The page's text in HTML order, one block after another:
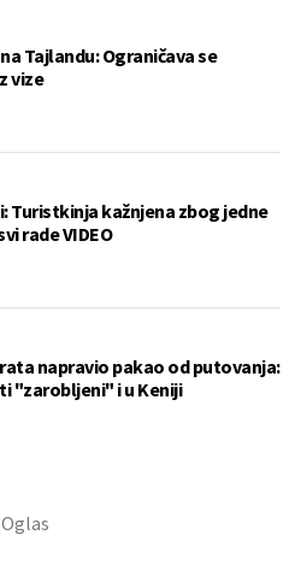
Tajlandu: Ograničava se
vize
Turistkinja kažnjena zbog jedne
rade VIDEO
napravio pakao od putovanja:
"zarobljeni" i u Keniji